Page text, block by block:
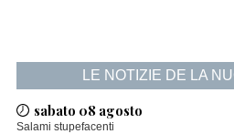
LE NOTIZIE DE LA
sabato 08 agosto
Salami stupefacenti